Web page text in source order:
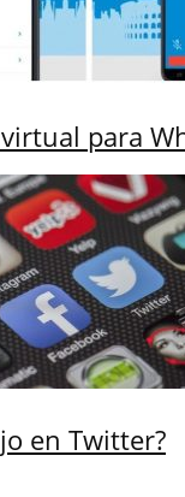
para
en Twitter?